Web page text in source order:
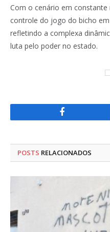
Com o cenário em constante
controle do jogo do bicho
refletindo a complexa
luta pelo poder no estado.
Facebook
POSTS RELACIONADOS